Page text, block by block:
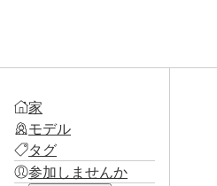
家
モデル
タグ
参加しませんか